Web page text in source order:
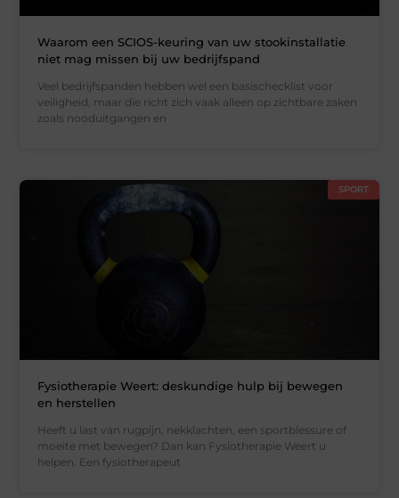
Waarom een SCIOS-keuring van uw stookinstallatie
niet mag missen bij uw bedrijfspand
Veel bedrijfspanden hebben wel een basischecklist voor
veiligheid, maar die richt zich vaak alleen op zichtbare zaken
zoals nooduitgangen en
SPORT
Fysiotherapie Weert: deskundige hulp bij bewegen
en herstellen
Heeft u last van rugpijn, nekklachten, een sportblessure of
moeite met bewegen? Dan kan Fysiotherapie Weert u
helpen. Een fysiotherapeut